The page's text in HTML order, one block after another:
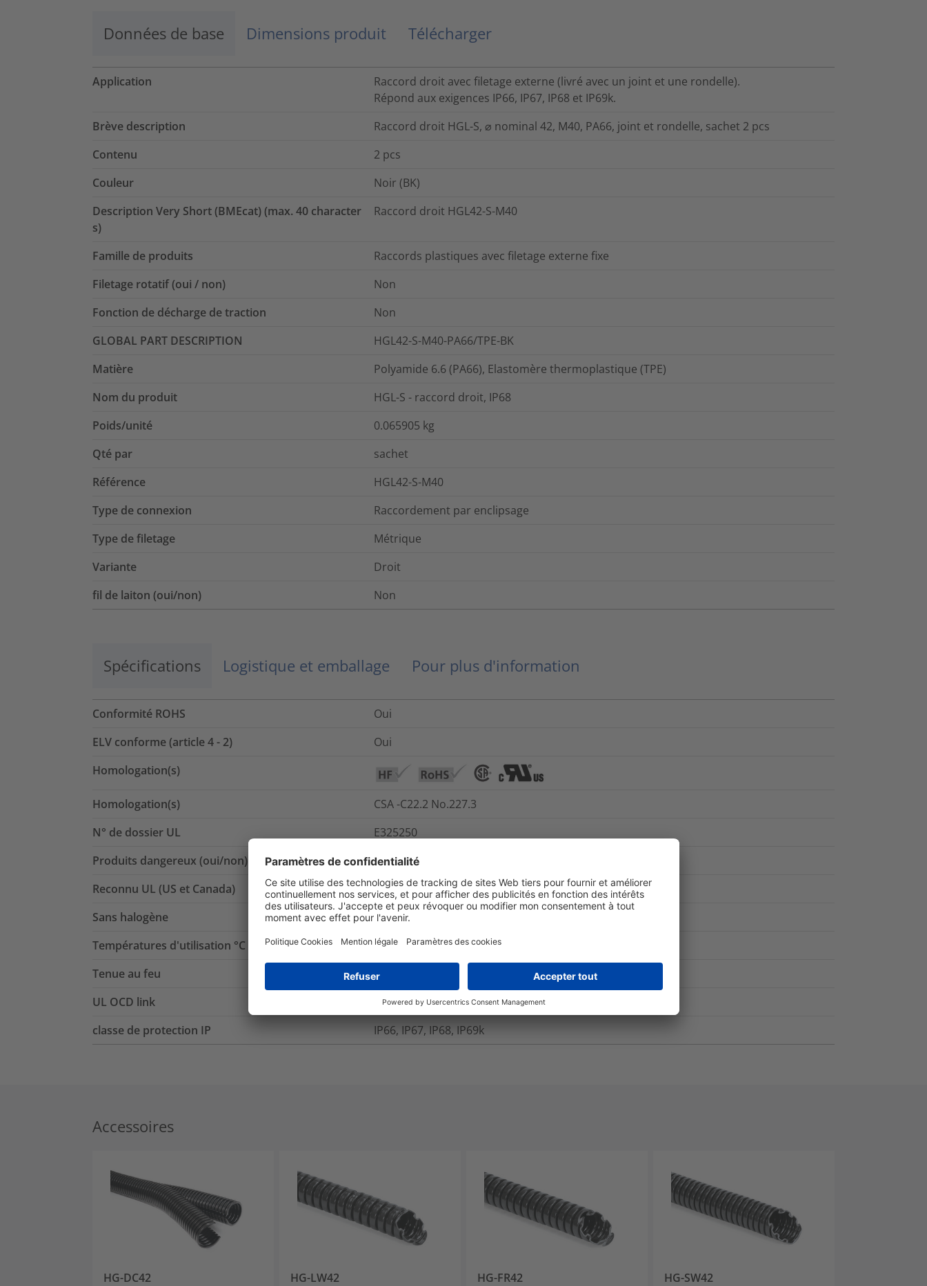
Données de base Dimensions produit Télécharger
Application
Raccord droit avec filetage externe (livré avec un joint et une rondelle).
Répond aux exigences IP66, IP67, IP68 et IP69k.
Brève description
Raccord droit HGL-S, ⌀ nominal 42, M40, PA66, joint et rondelle, sachet 2 pcs
Contenu
2 pcs
Couleur
Noir (BK)
Description Very Short (BMEcat) (max. 40 character
s)
Raccord droit HGL42-S-M40
Famille de produits
Raccords plastiques avec filetage externe fixe
Filetage rotatif (oui / non)
Non
Fonction de décharge de traction
Non
GLOBAL PART DESCRIPTION
HGL42-S-M40-PA66/TPE-BK
Matière
Polyamide 6.6 (PA66), Elastomère thermoplastique (TPE)
Nom du produit
HGL-S - raccord droit, IP68
Poids/unité
0.065905 kg
Qté par
sachet
Référence
HGL42-S-M40
Type de connexion
Raccordement par enclipsage
Type de filetage
Métrique
Variante
Droit
fil de laiton (oui/non)
Non
Spécifications Logistique et emballage Pour plus d'information
Conformité ROHS
Oui
ELV conforme (article 4 - 2)
Oui
Homologation(s)
Homologation(s)
CSA -C22.2 No.227.3
N° de dossier UL
E325250
Produits dangereux (oui/non)
Non
Reconnu UL (US et Canada)
Oui
Sans halogène
Oui
Températures d'utilisation °C
De -50 °C à +135 °C
Tenue au feu
UL94 V2
UL OCD link
Lien
classe de protection IP
IP66, IP67, IP68, IP69k
Accessoires
HG-DC42
HG-LW42
HG-FR42
HG-SW42